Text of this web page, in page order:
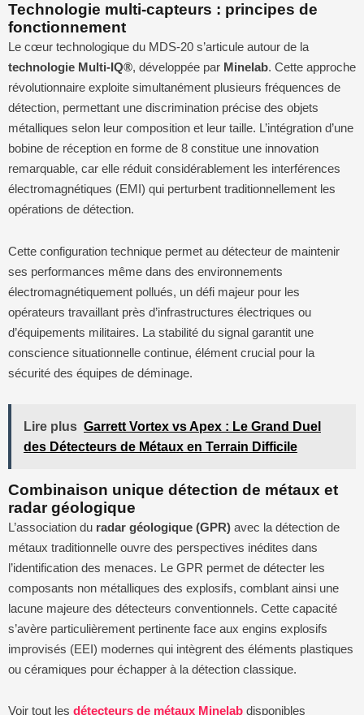
Technologie multi-capteurs : principes de
fonctionnement
Le cœur technologique du MDS-20 s’articule autour de la
technologie Multi-IQ®, développée par Minelab. Cette approche
révolutionnaire exploite simultanément plusieurs fréquences de
détection, permettant une discrimination précise des objets
métalliques selon leur composition et leur taille. L’intégration d’une
bobine de réception en forme de 8 constitue une innovation
remarquable, car elle réduit considérablement les interférences
électromagnétiques (EMI) qui perturbent traditionnellement les
opérations de détection.
Cette configuration technique permet au détecteur de maintenir
ses performances même dans des environnements
électromagnétiquement pollués, un défi majeur pour les
opérateurs travaillant près d’infrastructures électriques ou
d’équipements militaires. La stabilité du signal garantit une
conscience situationnelle continue, élément crucial pour la
sécurité des équipes de déminage.
Lire plus Garrett Vortex vs Apex : Le Grand Duel
des Détecteurs de Métaux en Terrain Difficile
Combinaison unique détection de métaux et
radar géologique
L’association du radar géologique (GPR) avec la détection de
métaux traditionnelle ouvre des perspectives inédites dans
l’identification des menaces. Le GPR permet de détecter les
composants non métalliques des explosifs, comblant ainsi une
lacune majeure des détecteurs conventionnels. Cette capacité
s’avère particulièrement pertinente face aux engins explosifs
improvisés (EEI) modernes qui intègrent des éléments plastiques
ou céramiques pour échapper à la détection classique.
Voir tout les détecteurs de métaux Minelab disponibles